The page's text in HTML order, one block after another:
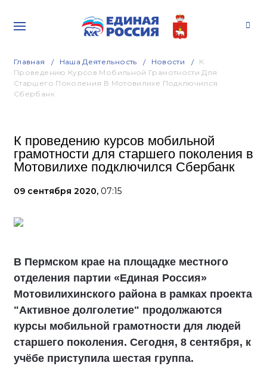
Главная Наша Деятельность Новости
К
Проведению Курсов Мобильной Грамотности Для
Старшего Поколения В Мотовилихе Подключился
Сбербанк
К проведению курсов мобильной
грамотности для старшего поколения в
Мотовилихе подключился Сбербанк
09 сентября 2020, 07:15
В Пермском крае на площадке местного
отделения партии «Единая Россия»
Мотовилихинского района в рамках проекта
"Активное долголетие" продолжаются
курсы мобильной грамотности для людей
старшего поколения. Сегодня, 8 сентября, к
учёбе приступила шестая группа.